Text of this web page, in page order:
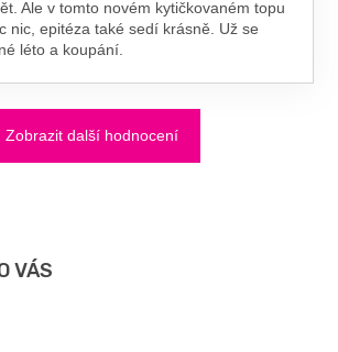
Ale v tomto novém kytičkovaném topu
nic, epitéza také sedí krásně. Už se
léto a koupání.
Zobrazit další hodnocení
VÁS